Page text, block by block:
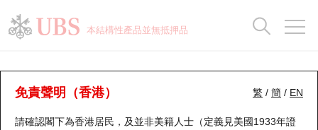
本結構性產品並無抵押品
繁 / 簡 / EN
免責聲明（香港）
請確認閣下為香港居民，及並非美籍人士（定義見美國1933年證
認股證分析儀
表現 街貨統計 比較
瑞銀認股證一覽
新發行瑞銀認股證
街貨統計
比較
牛熊全景快搜
牛熊證搜尋
街貨統計
比較
十大升幅/跌幅
十大認股證成交分佈
正股分析儀
二十大活躍股份
持股比重
顯示所有持股比重
每月輪證大市專題
輪證專欄